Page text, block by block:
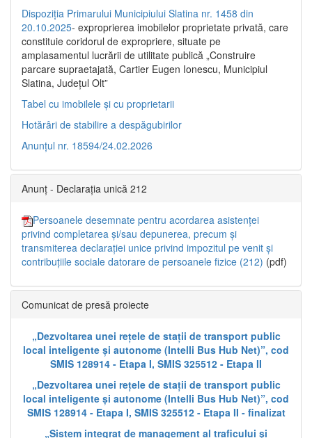
Dispoziția Primarului Municipiului Slatina nr. 1458 din
20.10.2025- exproprierea imobilelor proprietate privată, care
constituie coridorul de expropriere, situate pe
amplasamentul lucrării de utilitate publică „Construire
parcare supraetajată, Cartier Eugen Ionescu, Municipiul
Slatina, Județul Olt”
Tabel cu imobilele și cu proprietarii
Hotărâri de stabilire a despăgubirilor
Anunțul nr. 18594/24.02.2026
Anunț - Declarația unică 212
Persoanele desemnate pentru acordarea asistenței
privind completarea și/sau depunerea, precum și
transmiterea declarației unice privind impozitul pe venit și
contribuțiile sociale datorare de persoanele fizice (212) (pdf)
Comunicat de presă proiecte
„Dezvoltarea unei rețele de stații de transport public
local inteligente și autonome (Intelli Bus Hub Net)”, cod
SMIS 128914 - Etapa I, SMIS 325512 - Etapa II
„Dezvoltarea unei rețele de stații de transport public
local inteligente și autonome (Intelli Bus Hub Net)”, cod
SMIS 128914 - Etapa I, SMIS 325512 - Etapa II - finalizat
„Sistem integrat de management al traficului și